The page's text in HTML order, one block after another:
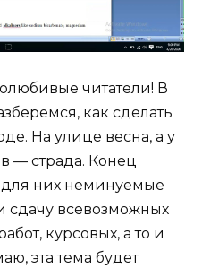
читатели! В
как сделать
На улице весна, а у
— страда. Конец
для них неминуемые
сдачу всевозможных
курсовых, а то и
эта тема будет